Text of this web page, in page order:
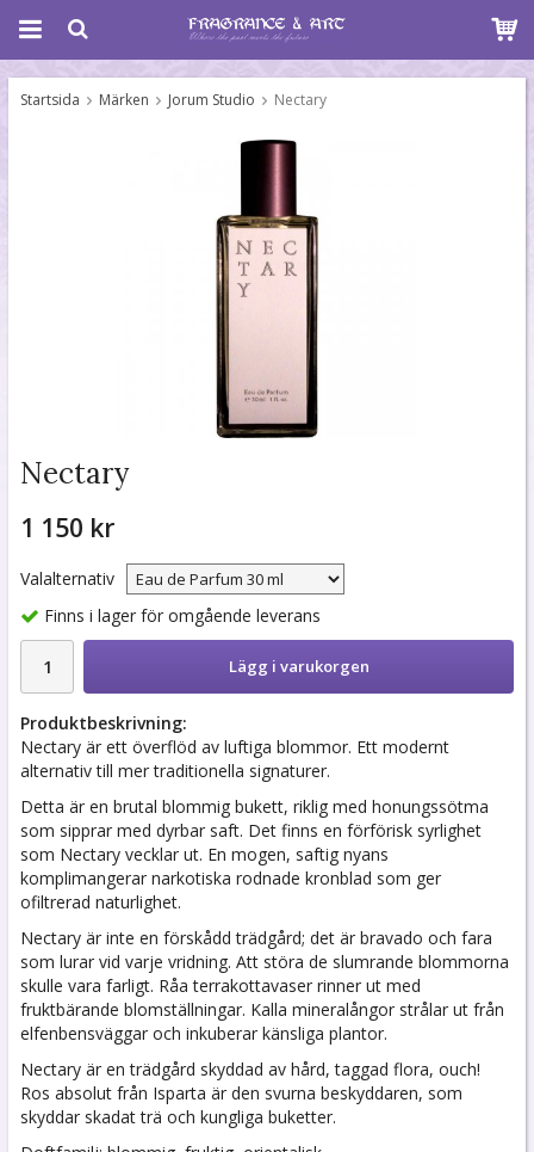
Startsida Märken Jorum Studio Nectary
Nectary
1 150 kr
Valalternativ
Finns i lager för omgående leverans
Lägg i varukorgen
Produktbeskrivning:
Nectary är ett överflöd av luftiga blommor. Ett modernt
alternativ till mer traditionella signaturer.
Detta är en brutal blommig bukett, riklig med honungssötma
som sipprar med dyrbar saft. Det finns en förförisk syrlighet
som Nectary vecklar ut. En mogen, saftig nyans
komplimangerar narkotiska rodnade kronblad som ger
ofiltrerad naturlighet.
Nectary är inte en förskådd trädgård; det är bravado och fara
som lurar vid varje vridning. Att störa de slumrande blommorna
skulle vara farligt. Råa terrakottavaser rinner ut med
fruktbärande blomställningar. Kalla mineralångor strålar ut från
elfenbensväggar och inkuberar känsliga plantor.
Nectary är en trädgård skyddad av hård, taggad flora, ouch!
Ros absolut från Isparta är den svurna beskyddaren, som
skyddar skadat trä och kungliga buketter.